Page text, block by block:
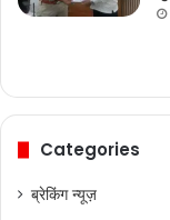
Categories
ब्रेकिंग न्यूज़